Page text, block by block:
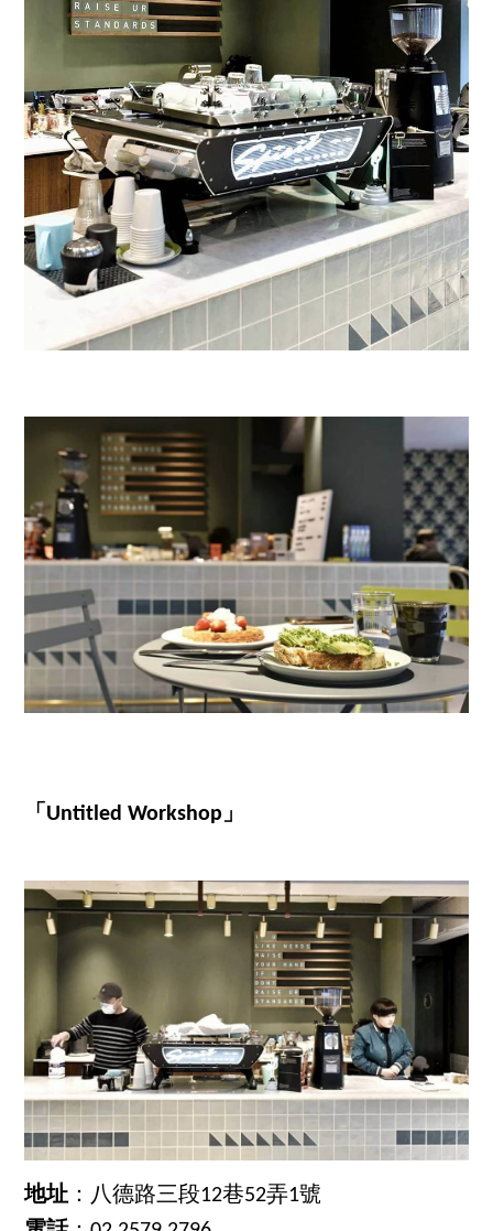
「Untitled Workshop」
地址 ：八德路三段12巷52弄1號